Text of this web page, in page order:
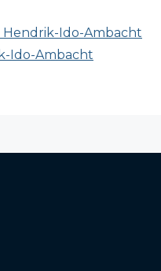
Ido-Ambacht
Ido-Ambacht